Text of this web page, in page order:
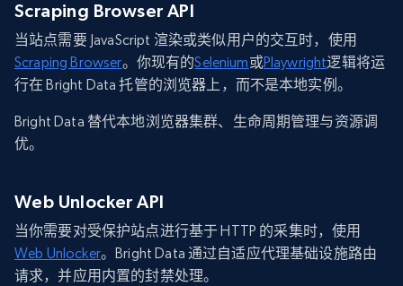
Scraping Browser API
当站点需要 JavaScript 渲染或类似用户的交互时，使用
Scraping Browser。你现有的Selenium或Playwright逻辑将运
行在 Bright Data 托管的浏览器上，而不是本地实例。
Bright Data 替代本地浏览器集群、生命周期管理与资源调
优。
Web Unlocker API
当你需要对受保护站点进行基于 HTTP 的采集时，使用
Web Unlocker。Bright Data 通过自适应代理基础设施路由
请求，并应用内置的封禁处理。